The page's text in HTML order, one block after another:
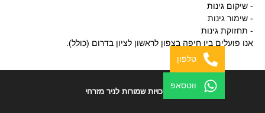
- שיקום גינות
- שימור גינות
- תחזוקת גינות
אנו פועלים בין חיפה בצפון לראשון לציון בדרום (כולל).
כל הזכויות שמורות לניר מזרחי
טלפון
ווטסאפ